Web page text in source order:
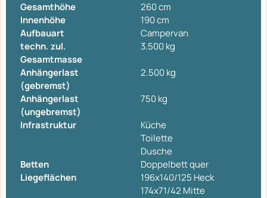
Gesamthöhe
260 cm
Innenhöhe
190 cm
Aufbauart
Campervan
techn. zul.
Gesamtmasse
3.500 kg
Anhängerlast
(gebremst)
2.500 kg
Anhängerlast
(ungebremst)
750 kg
Infrastruktur
Küche
Toilette
Dusche
Betten
Doppelbett quer
Liegeflächen
196x140/125 Heck
174x71/42 Mitte